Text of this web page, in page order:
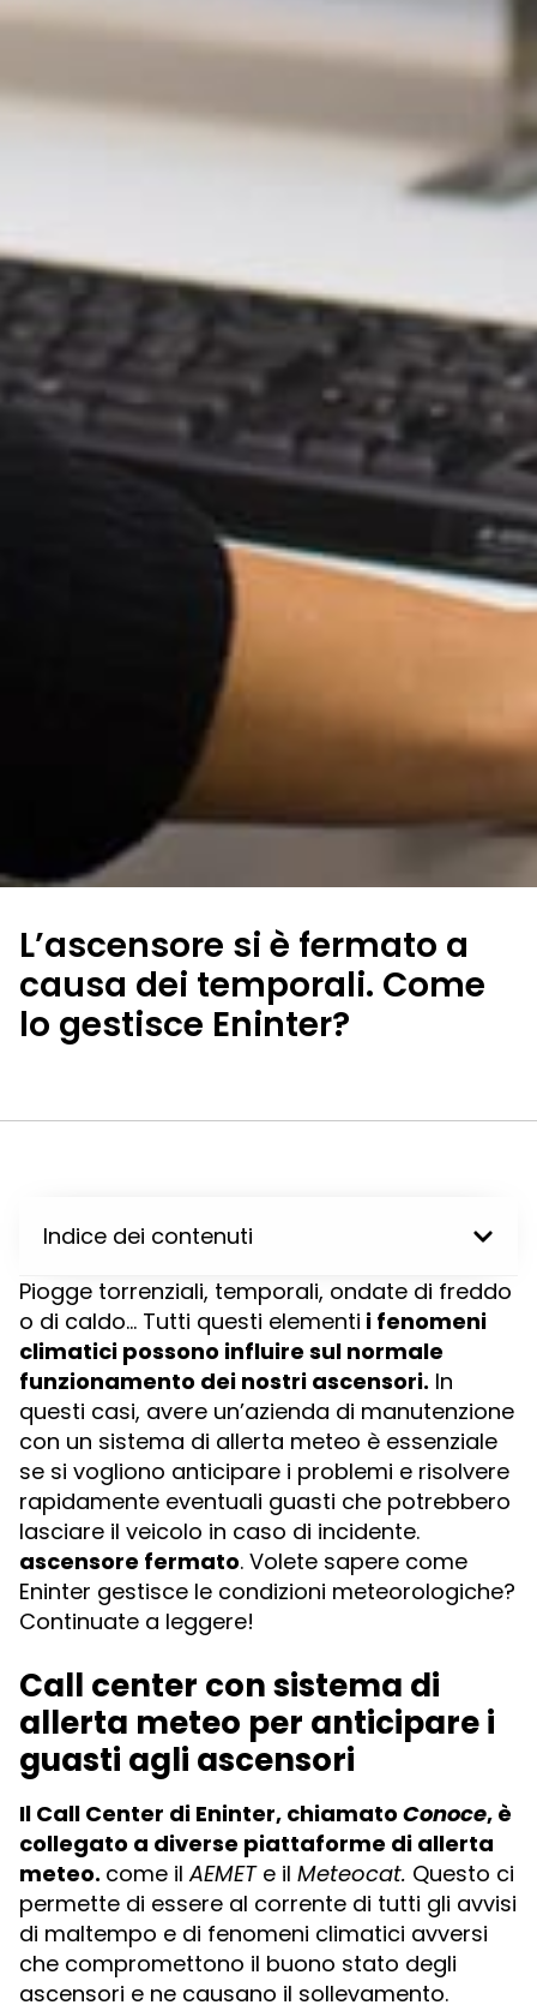
L’ascensore si è fermato a
causa dei temporali. Come
lo gestisce Eninter?
Indice dei contenuti
Piogge torrenziali, temporali, ondate di freddo
o di caldo… Tutti questi elementi i fenomeni
climatici possono influire sul normale
funzionamento dei nostri ascensori. In
questi casi, avere un’azienda di manutenzione
con un sistema di allerta meteo è essenziale
se si vogliono anticipare i problemi e risolvere
rapidamente eventuali guasti che potrebbero
lasciare il veicolo in caso di incidente.
ascensore fermato. Volete sapere come
Eninter gestisce le condizioni meteorologiche?
Continuate a leggere!
Call center con sistema di
allerta meteo per anticipare i
guasti agli ascensori
Il Call Center di Eninter, chiamato Conoce, è
collegato a diverse piattaforme di allerta
meteo. come ilAEMETe il Meteocat. Questo ci
permette di essere al corrente di tutti gli avvisi
di maltempo e di fenomeni climatici avversi
che compromettono il buono stato degli
ascensori e ne causano il sollevamento.